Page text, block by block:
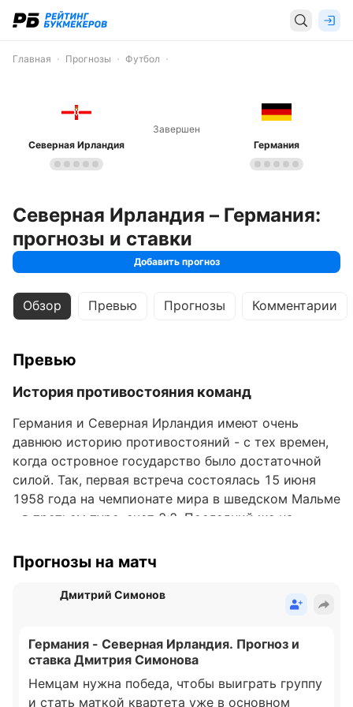
Главная Прогнозы Футбол
Северная Ирландия
Завершен
Германия
Северная Ирландия – Германия:
прогнозы и ставки
Добавить прогноз
Обзор Превью Прогнозы Комментарии
Превью
История противостояния команд
Германия и Северная Ирландия имеют очень
давнюю историю противостояний - с тех времен,
когда островное государство было достаточной
силой. Так, первая встреча состоялась 15 июня
1958 года на чемпионате мира в шведском Мальме
- в третьем туре, счет 2:2. Последний же на
отборочного турнира к Евро0-2020 19 ноября
2019 года - к этому моменту расклад сил
значительно поменялся и немцы разгромили
Всего данные национальные команды играли 12
раз. В восьми из них победила Германия, два
завершились ничьей и два«викторией» Северной
Прогнозы на матч
Дмитрий Симонов
Германия - Северная Ирландия. Прогноз и
ставка Дмитрия Симонова
Немцам нужна победа, чтобы выиграть группу
и стать маткой квартета уже в основном